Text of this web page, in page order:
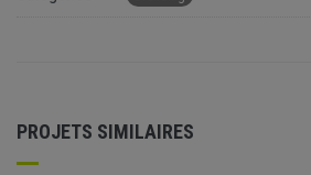
PROJETS SIMILAIRES